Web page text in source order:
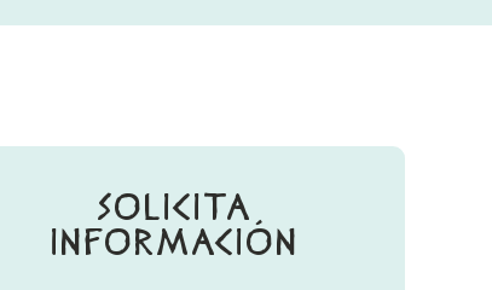
SOLICITA
INFORMACIÓN